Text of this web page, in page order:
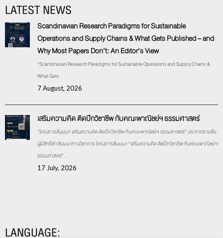
LATEST NEWS
Scandinavian Research Paradigms for Sustainable
Operations and Supply Chains & What Gets Published – and
Why Most Papers Don’t: An Editor’s View
“Scandinavian Research Paradigms for Sustainable Operations and Supply Chains &
What Gets
7 August, 2026
เสริมความคิด ติดปีกวิชาชีพ กับคณะพาณิชย์ฯ ธรรมศาสตร์
“โครงการสัมมนา เสริมความคิด ติดปีกวิชาชีพ กับคณะพาณิชย์ฯ ธรรมศาสตร์” ประกาศรายชื่อ
ผู้มีสิทธิ์เข้าสัมมนาทางวิชาการ โครงการสัมมนา “เสริมความคิด ติดปีกวิชาชีพ กับคณะพาณิชย์ฯ
ธรรมศาสตร์” .
17 July, 2026
LANGUAGE: